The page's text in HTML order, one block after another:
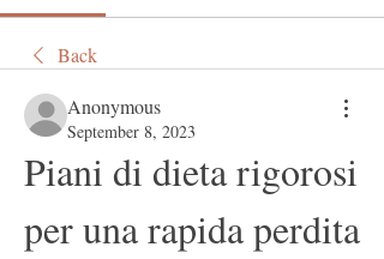
Back
Anonymous
September 8, 2023
Piani di dieta rigorosi
per una rapida perdita